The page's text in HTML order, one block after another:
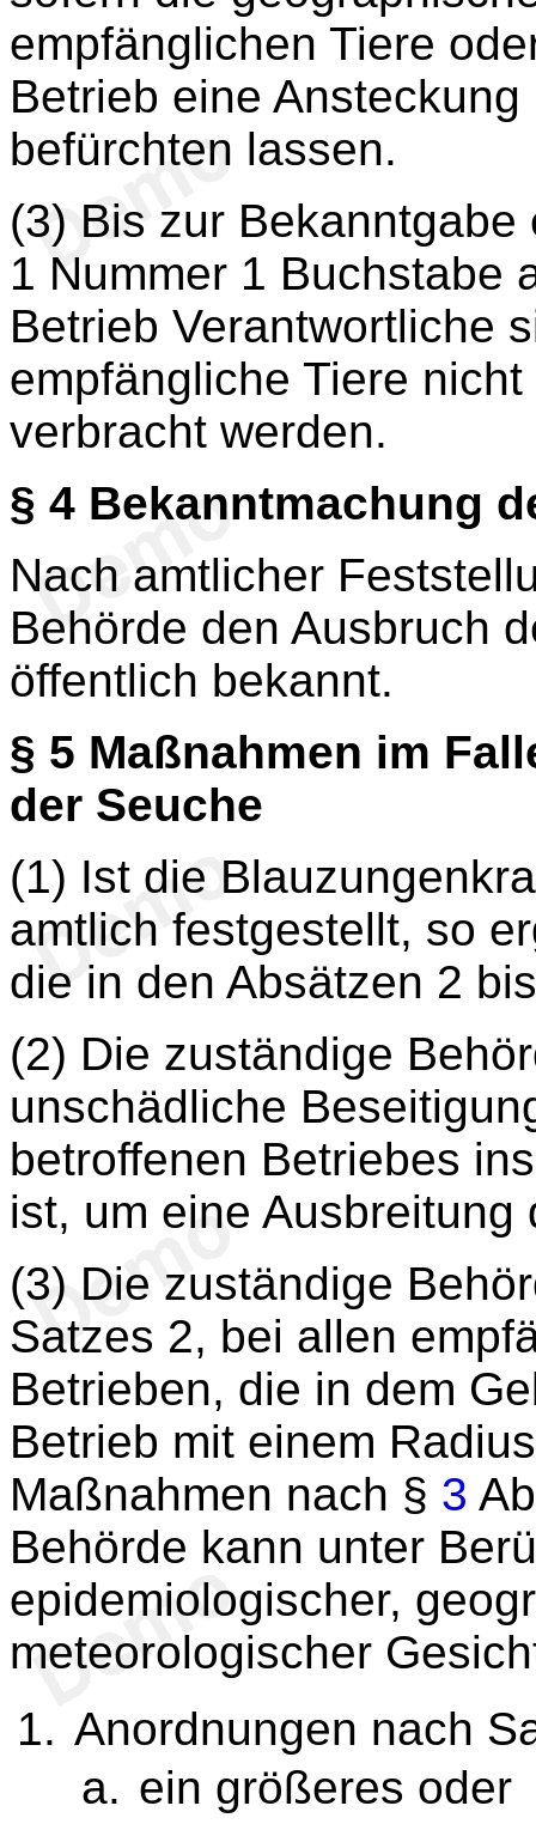
empfänglichen Tiere
Betrieb eine
befürchten lassen.
(3) Bis zur
1 Nummer 1 Buchstabe
Betrieb Verantwortliche
empfängliche Tiere
verbracht werden.
§ 4 Bekanntmachung
Nach amtlicher
Behörde den Ausbruch
öffentlich bekannt.
§ 5 Maßnahmen im
der Seuche
(1) Ist die
amtlich festgestellt, so
die in den Absätzen 2
(2) Die zuständige
unschädliche
betroffenen Betriebes
ist, um eine
(3) Die zuständige
Satzes 2, bei allen
Betrieben, die in dem
Betrieb mit einem
Maßnahmen nach § 3
Behörde kann unter
epidemiologischer,
meteorologischer
Anordnungen nach
ein größeres oder